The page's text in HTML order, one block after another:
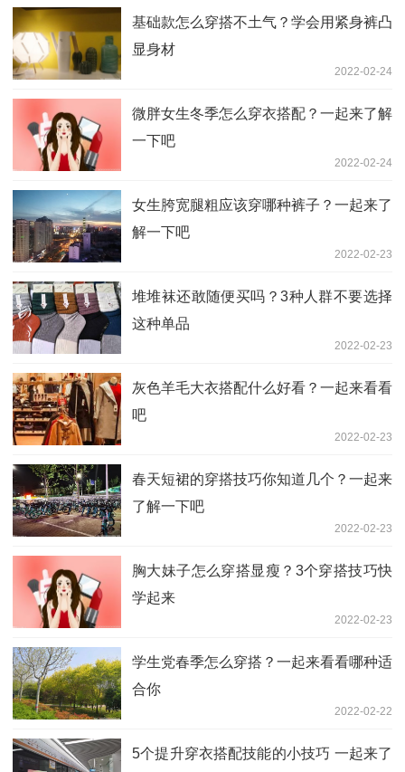
基础款怎么穿搭不土气？学会用紧身裤凸
显身材
2022-02-24
微胖女生冬季怎么穿衣搭配？一起来了解
一下吧
2022-02-24
女生胯宽腿粗应该穿哪种裤子？一起来了
解一下吧
2022-02-23
堆堆袜还敢随便买吗？3种人群不要选择
这种单品
2022-02-23
灰色羊毛大衣搭配什么好看？一起来看看
吧
2022-02-23
春天短裙的穿搭技巧你知道几个？一起来
了解一下吧
2022-02-23
胸大妹子怎么穿搭显瘦？3个穿搭技巧快
学起来
2022-02-23
学生党春季怎么穿搭？一起来看看哪种适
合你
2022-02-22
5个提升穿衣搭配技能的小技巧 一起来了